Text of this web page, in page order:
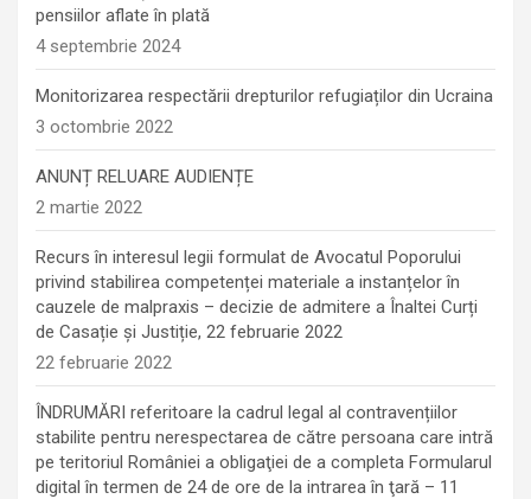
pensiilor aflate în plată
4 septembrie 2024
Monitorizarea respectării drepturilor refugiaților din Ucraina
3 octombrie 2022
ANUNȚ RELUARE AUDIENȚE
2 martie 2022
Recurs în interesul legii formulat de Avocatul Poporului
privind stabilirea competenței materiale a instanțelor în
cauzele de malpraxis – decizie de admitere a Înaltei Curți
de Casație și Justiție, 22 februarie 2022
22 februarie 2022
ÎNDRUMĂRI referitoare la cadrul legal al contravențiilor
stabilite pentru nerespectarea de către persoana care intră
pe teritoriul României a obligaţiei de a completa Formularul
digital în termen de 24 de ore de la intrarea în ţară – 11